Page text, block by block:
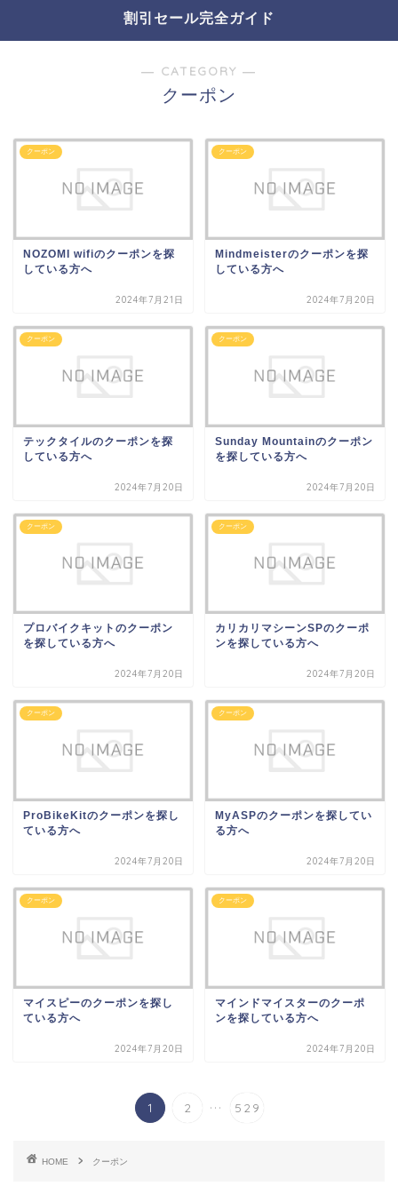
割引セール完全ガイド
― CATEGORY ―
クーポン
クーポン
NOZOMI wifiのクーポンを探
している方へ
2024年7月21日
クーポン
Mindmeisterのクーポンを探
している方へ
2024年7月20日
クーポン
テックタイルのクーポンを探
している方へ
2024年7月20日
クーポン
Sunday Mountainのクーポン
を探している方へ
2024年7月20日
クーポン
プロバイクキットのクーポン
を探している方へ
2024年7月20日
クーポン
カリカリマシーンSPのクーポ
ンを探している方へ
2024年7月20日
クーポン
ProBikeKitのクーポンを探し
ている方へ
2024年7月20日
クーポン
MyASPのクーポンを探してい
る方へ
2024年7月20日
クーポン
マイスピーのクーポンを探し
ている方へ
2024年7月20日
クーポン
マインドマイスターのクーポ
ンを探している方へ
2024年7月20日
1 2 ... 529
HOME クーポン